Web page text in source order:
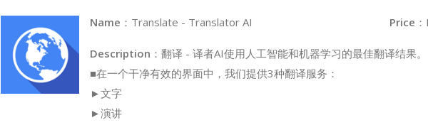
Name ：Translate - Translator AI Price
Description ：翻译 - 译者AI使用人工智能和机器学习的最佳翻译结果。
■在一个干净有效的界面中，我们提供3种翻译服务：
►文字
►演讲